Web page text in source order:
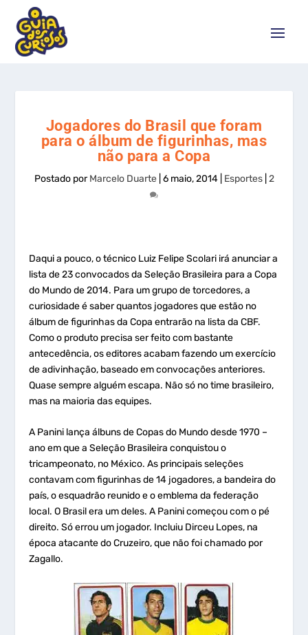
Jogadores do Brasil que foram
para o álbum de figurinhas, mas
não para a Copa
Postado porMarcelo Duarte| 6 maio, 2014| Esportes| 2
Daqui a pouco, o técnico Luiz Felipe Scolari irá anunciar a
lista de 23 convocados da Seleção Brasileira para a Copa
do Mundo de 2014. Para um grupo de torcedores, a
curiosidade é saber quantos jogadores que estão no
álbum de figurinhas da Copa entrarão na lista da CBF.
Como o produto precisa ser feito com bastante
antecedência, os editores acabam fazendo um exercício
de adivinhação, baseado em convocações anteriores.
Quase sempre alguém escapa. Não só no time brasileiro,
mas na maioria das equipes.
A Panini lança álbuns de Copas do Mundo desde 1970 –
ano em que a Seleção Brasileira conquistou o
tricampeonato, no México. As principais seleções
contavam com figurinhas de 14 jogadores, a bandeira do
país, o esquadrão reunido e o emblema da federação
local. O Brasil era um deles. A Panini começou com o pé
direito. Só errou um jogador. Incluiu Dirceu Lopes, na
época atacante do Cruzeiro, que não foi chamado por
Zagallo.